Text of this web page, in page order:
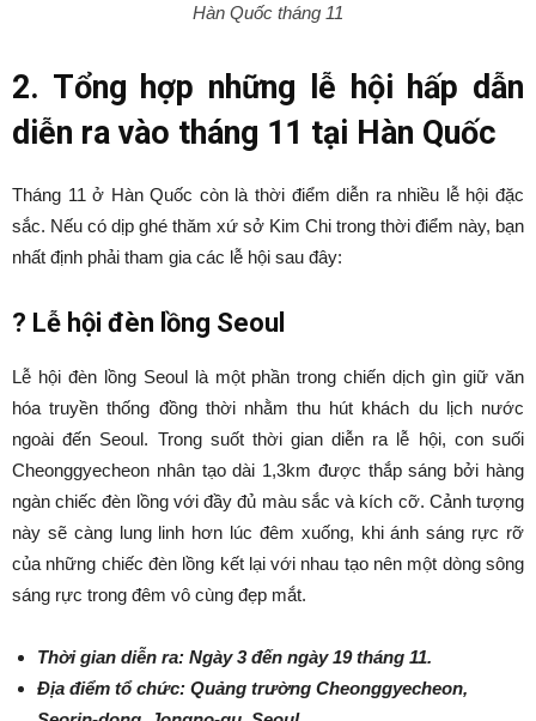
Hàn Quốc tháng 11
2. Tổng hợp những lễ hội hấp dẫn
diễn ra vào tháng 11 tại Hàn Quốc
Tháng 11 ở Hàn Quốc còn là thời điểm diễn ra nhiều lễ hội đặc
sắc. Nếu có dịp ghé thăm xứ sở Kim Chi trong thời điểm này, bạn
nhất định phải tham gia các lễ hội sau đây:
? Lễ hội đèn lồng Seoul
Lễ hội đèn lồng Seoul là một phần trong chiến dịch gìn giữ văn
hóa truyền thống đồng thời nhằm thu hút khách du lịch nước
ngoài đến Seoul. Trong suốt thời gian diễn ra lễ hội, con suối
Cheonggyecheon nhân tạo dài 1,3km được thắp sáng bởi hàng
ngàn chiếc đèn lồng với đầy đủ màu sắc và kích cỡ. Cảnh tượng
này sẽ càng lung linh hơn lúc đêm xuống, khi ánh sáng rực rỡ
của những chiếc đèn lồng kết lại với nhau tạo nên một dòng sông
sáng rực trong đêm vô cùng đẹp mắt.
Thời gian diễn ra: Ngày 3 đến ngày 19 tháng 11.
Địa điểm tổ chức: Quảng trường Cheonggyecheon,